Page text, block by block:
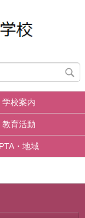
学校案内
教育活動
PTA・地域